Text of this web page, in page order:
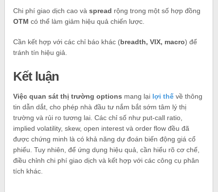
Chi phí giao dịch cao vàspread rộng trong một số hợp đồng
OTMcó thể làm giảm hiệu quả chiến lược.
Cần kết hợp với các chỉ báo khác (breadth, VIX, macro) để
tránh tín hiệu giả.
Kết luận
Việc quan sát thị trường options mang lại lợi thế về thông
tin dẫn dắt, cho phép nhà đầu tư nắm bắt sớm tâm lý thị
trường và rủi ro tương lai. Các chỉ số như put‑call ratio,
implied volatility, skew, open interest và order flow đều đã
được chứng minh là có khả năng dự đoán biến động giá cổ
phiếu. Tuy nhiên, để ứng dụng hiệu quả, cần hiểu rõ cơ chế,
điều chỉnh chi phí giao dịch và kết hợp với các công cụ phân
tích khác.